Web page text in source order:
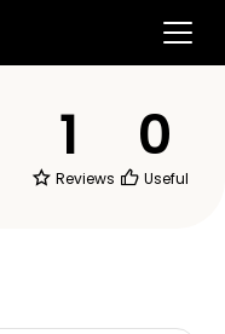
1
Reviews
0
Useful